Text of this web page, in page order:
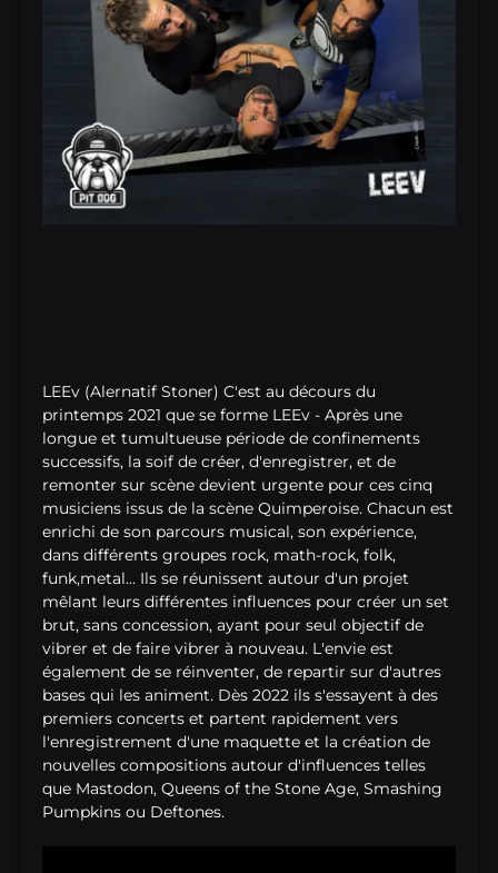
LEEv (Alernatif Stoner) C'est au décours du
printemps 2021 que se forme LEEv - Après une
longue et tumultueuse période de confinements
successifs, la soif de créer, d'enregistrer, et de
remonter sur scène devient urgente pour ces cinq
musiciens issus de la scène Quimperoise. Chacun est
enrichi de son parcours musical, son expérience,
dans différents groupes rock, math-rock, folk,
funk,metal... Ils se réunissent autour d'un projet
mêlant leurs différentes influences pour créer un set
brut, sans concession, ayant pour seul objectif de
vibrer et de faire vibrer à nouveau. L'envie est
également de se réinventer, de repartir sur d'autres
bases qui les animent. Dès 2022 ils s'essayent à des
premiers concerts et partent rapidement vers
l'enregistrement d'une maquette et la création de
nouvelles compositions autour d'influences telles
que Mastodon, Queens of the Stone Age, Smashing
Pumpkins ou Deftones.